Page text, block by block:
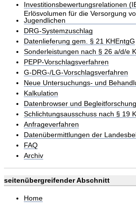
Investitionsbewertungsrelationen
Erlösvolumen für die Versorgung
Jugendlichen
DRG-Systemzuschlag
Datenlieferung gem. § 21 KHEntgG
Sonderleistungen nach § 26 a/d/e
PEPP-Vorschlagsverfahren
G-DRG-/LG-Vorschlagsverfahren
Neue Untersuchungs- und
Kalkulation
Datenbrowser und Begleitforschung
Schlichtungsausschuss nach § 19
Anfrageverfahren
Datenübermittlungen der
FAQ
Archiv
seitenübergreifender Abschnitt
Home